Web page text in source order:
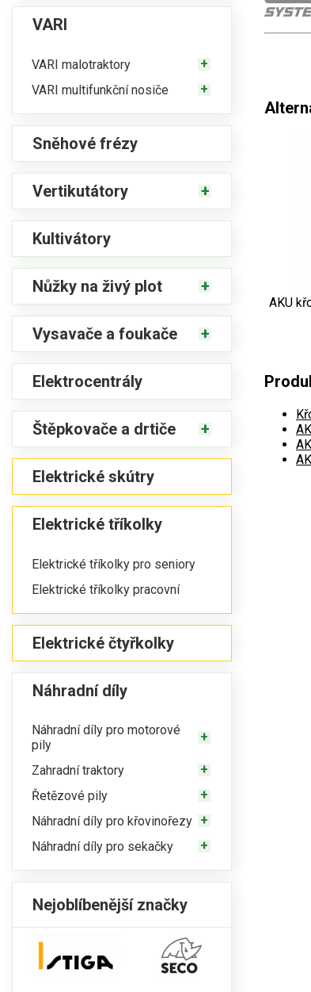
VARI
VARI malotraktory
VARI multifunkční nosiče
Sněhové frézy
Vertikutátory
Kultivátory
Nůžky na živý plot
Vysavače a foukače
Elektrocentrály
Štěpkovače a drtiče
Elektrické skútry
Elektrické tříkolky
Elektrické tříkolky pro seniory
Elektrické tříkolky pracovní
Elektrické čtyřkolky
Náhradní díly
Náhradní díly pro motorové
pily
Zahradní traktory
Řetězové pily
Náhradní díly pro křovinořezy
Náhradní díly pro sekačky
Nejoblíbenější značky
AKU